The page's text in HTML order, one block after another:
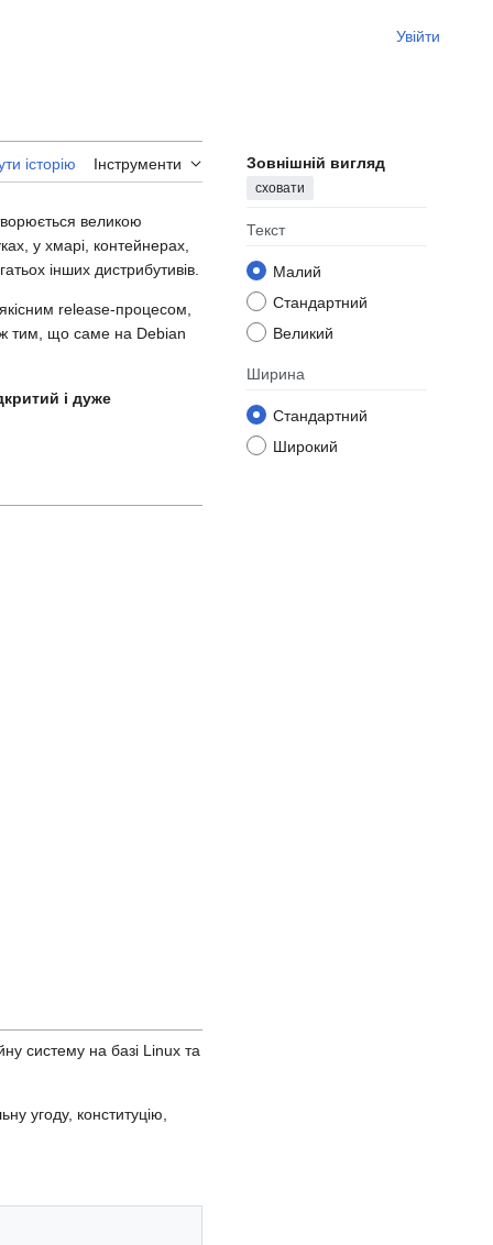
Увійти
історію Інструменти Зовнішній вигляд
сховати
Текст
Малий
Стандартний
Великий
Ширина
Стандартний
Широкий
великою
у хмарі, контейнерах,
інших дистрибутивів.
release-процесом,
тим, що саме на Debian
і дуже
систему на базі Linux та
угоду, конституцію,